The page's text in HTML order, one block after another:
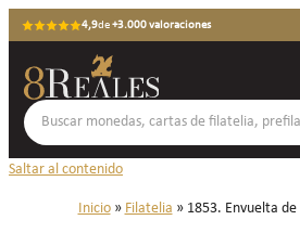
4,9de+3.000 valoraciones
Saltar al contenido
Inicio» Filatelia » 1853. Envuelta de